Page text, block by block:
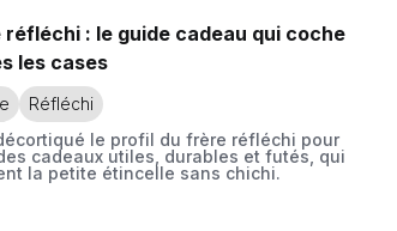
réfléchi : le guide cadeau qui coche
les cases
Réfléchi
le profil du frère réfléchi pour
cadeaux utiles, durables et futés, qui
la petite étincelle sans chichi.